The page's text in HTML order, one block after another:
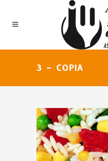
3 – COPIA